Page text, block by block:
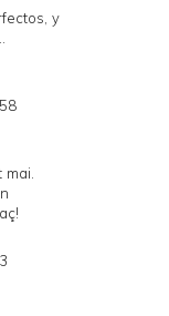
y
mai.